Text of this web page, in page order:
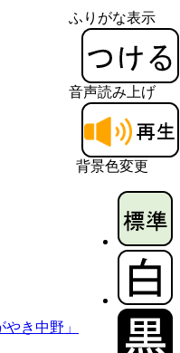
ふりがな表示
音声読み上げ
背景色変更
き中野」